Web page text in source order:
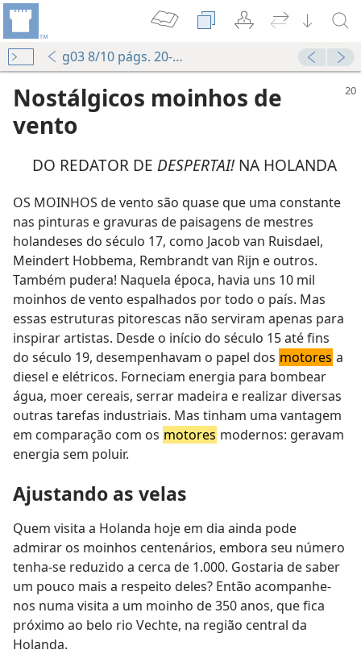
g03 8/10 págs. 20-23
Nostálgicos moinhos de
vento
DO REDATOR DE DESPERTAI! NA HOLANDA
OS MOINHOS de vento são quase que uma constante
nas pinturas e gravuras de paisagens de mestres
holandeses do século 17, como Jacob van Ruisdael,
Meindert Hobbema, Rembrandt van Rijn e outros.
Também pudera! Naquela época, havia uns 10 mil
moinhos de vento espalhados por todo o país. Mas
essas estruturas pitorescas não serviram apenas para
inspirar artistas. Desde o início do século 15 até fins
do século 19, desempenhavam o papel dos motores a
diesel e elétricos. Forneciam energia para bombear
água, moer cereais, serrar madeira e realizar diversas
outras tarefas industriais. Mas tinham uma vantagem
em comparação com os motores modernos: geravam
energia sem poluir.
Ajustando as velas
Quem visita a Holanda hoje em dia ainda pode
admirar os moinhos centenários, embora seu número
tenha-se reduzido a cerca de 1.000. Gostaria de saber
um pouco mais a respeito deles? Então acompanhe-
nos numa visita a um moinho de 350 anos, que fica
próximo ao belo rio Vechte, na região central da
Holanda.